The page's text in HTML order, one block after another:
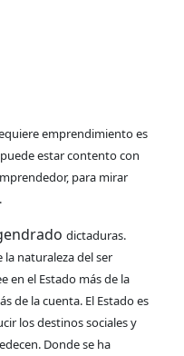
emprendimiento es
estar contento con
para mirar
dictaduras.
la naturaleza del ser
en el Estado más de la
de la cuenta. El Estado es
losdestinos sociales y
Donde se ha